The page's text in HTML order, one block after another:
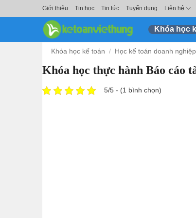
Giới thiệu Tin học Tin tức Tuyển dụng Liên hệ
Khóa học
Khóa học kế toán / Học kế toán doanh nghiệp
Khóa học thực hành Báo cáo
5/5 - (1 bình chọn)